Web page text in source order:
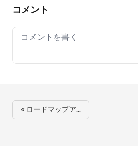
コメント
Your comment
« ロードマップア…